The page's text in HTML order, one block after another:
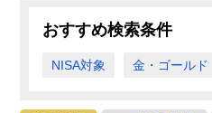
おすすめ検索条件
NISA対象 金・ゴールド